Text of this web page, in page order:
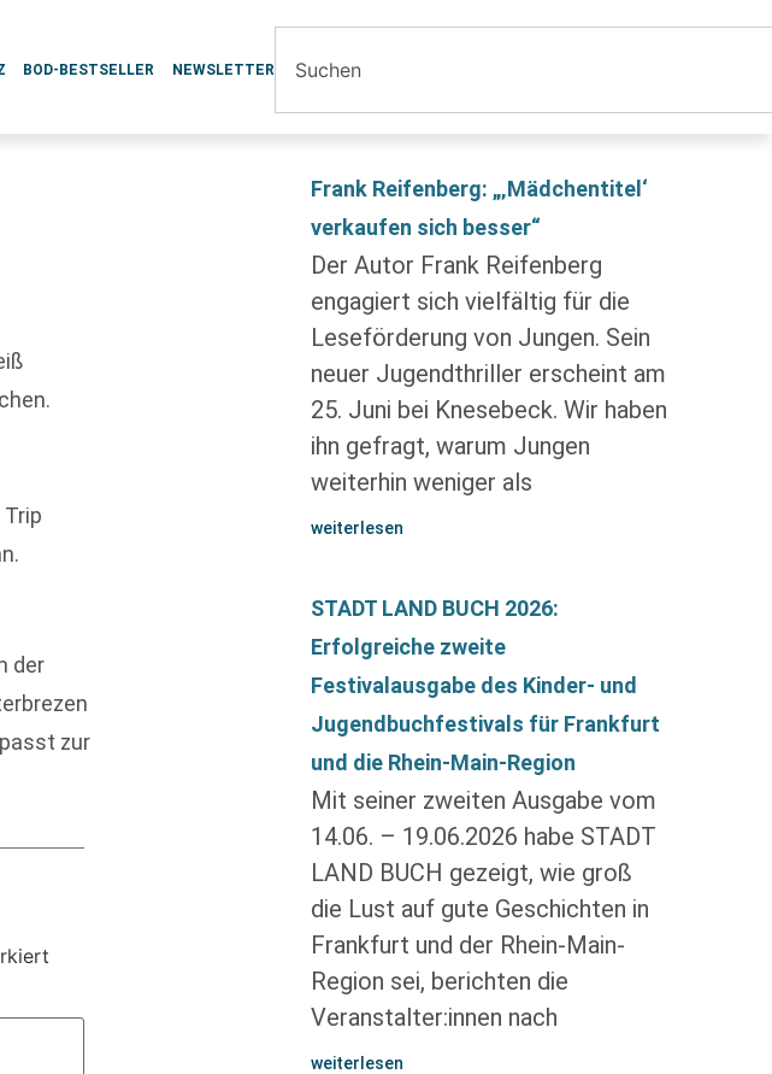
BOD-BESTSELLER NEWSLETTER
der
zur
Frank Reifenberg: „‚Mädchentitel‘
verkaufen sich besser“
Der Autor Frank Reifenberg
engagiert sich vielfältig für die
Leseförderung von Jungen. Sein
neuer Jugendthriller erscheint am
25. Juni bei Knesebeck. Wir haben
ihn gefragt, warum Jungen
weiterhin weniger als
weiterlesen
STADT LAND BUCH 2026:
Erfolgreiche zweite
Festivalausgabe des Kinder- und
Jugendbuchfestivals für Frankfurt
und die Rhein-Main-Region
Mit seiner zweiten Ausgabe vom
14.06. – 19.06.2026 habe STADT
LAND BUCH gezeigt, wie groß
die Lust auf gute Geschichten in
Frankfurt und der Rhein-Main-
Region sei, berichten die
Veranstalter:innen nach
weiterlesen